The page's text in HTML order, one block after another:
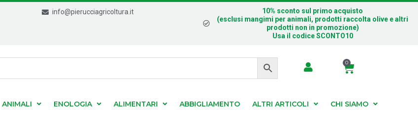
info@pierucciagricoltura.it
10% sconto sul primo acquisto
(esclusi mangimi per animali, prodotti raccolta olive e altri
prodotti non in promozione)
Usa il codice SCONTO10
0
ANIMALI ENOLOGIA ALIMENTARI ABBIGLIAMENTO ALTRI ARTICOLI CHI SIAMO